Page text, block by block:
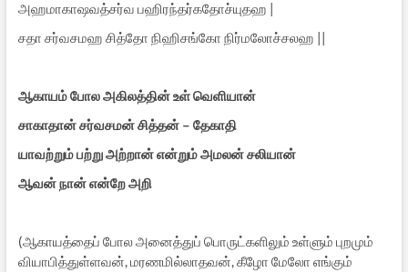
அஹமாகாஷவத்சர்வ பஹிரந்தர்கதோச்யுதஹ |
சதா சர்வசமஹ சித்தோ நிஹிசங்கோ நிர்மலோச்சலஹ ||
ஆகாயம் போல அகிலத்தின் உள் வெளியான்
சாகாதான் சர்வசமன் சித்தன் – தேகாதி
யாவற்றும் பற்று அற்றான் என்றும் அமலன் சலியான்
ஆவன் நான் என்றே அறி
(ஆகாயத்தைப் போல அனைத்துப் பொருட்களிலும் உள்ளும் புறமும்
வியாபித்துள்ளவன், மரணமில்லாதவன், கீழோ மேலோ எங்கும்